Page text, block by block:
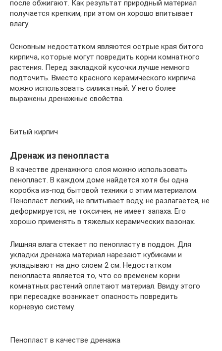
после обжигают. Как результат природный материал
получается крепким, при этом он хорошо впитывает
влагу.
Основным недостатком являются острые края битого
кирпича, которые могут повредить корни комнатного
растения. Перед закладкой кусочки лучше немного
подточить. Вместо красного керамического кирпича
можно использовать силикатный. У него более
выражены дренажные свойства.
Битый кирпич
Дренаж из пенопласта
В качестве дренажного слоя можно использовать
пенопласт. В каждом доме найдется хотя бы одна
коробка из-под бытовой техники с этим материалом.
Пенопласт легкий, не впитывает воду, не разлагается, не
деформируется, не токсичен, не имеет запаха. Его
хорошо применять в тяжелых керамических вазонах.
Лишняя влага стекает по пенопласту в поддон. Для
укладки дренажа материал нарезают кубиками и
укладывают на дно слоем 2 см. Недостатком
пенопласта является то, что со временем корни
комнатных растений оплетают материал. Ввиду этого
при пересадке возникает опасность повредить
корневую систему.
Пенопласт в качестве дренажа